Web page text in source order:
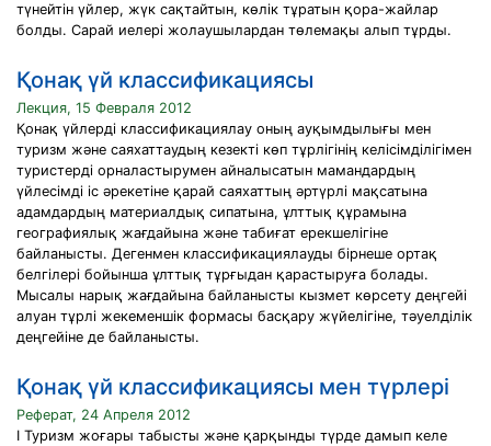
түнейтін үйлер, жүк сақтайтын, көлік тұратын қора-жайлар
болды. Сарай иелері жолаушылардан төлемақы алып тұрды.
Қонақ үй классификациясы
Лекция, 15 Февраля 2012
Қонақ үйлерді классификациялау оның ауқымдылығы мен
туризм және саяхаттаудың кезекті көп тұрлігінің келісімділігімен
туристерді орналастырумен айналысатын мамандардың
үйлесімді іс әрекетіне қарай саяхаттың әртүрлі мақсатына
адамдардың материалдық сипатына, ұлттық құрамына
географиялық жағдайына және табиғат ерекшелігіне
байланысты. Дегенмен классификациялауды бірнеше ортақ
белгілері бойынша ұлттық тұрғыдан қарастыруға болады.
Мысалы нарық жағдайына байланысты кызмет көрсету деңгейі
алуан тұрлі жекеменшік формасы басқару жүйелігіне, тәуелділік
деңгейіне де байланысты.
Қонақ үй классификациясы мен түрлері
Реферат, 24 Апреля 2012
I Туризм жоғары табысты және қарқынды түрде дамып келе